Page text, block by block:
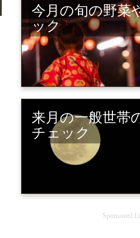
今月の旬の野菜
ック
来月の一般世帯
チェック
Sponsored